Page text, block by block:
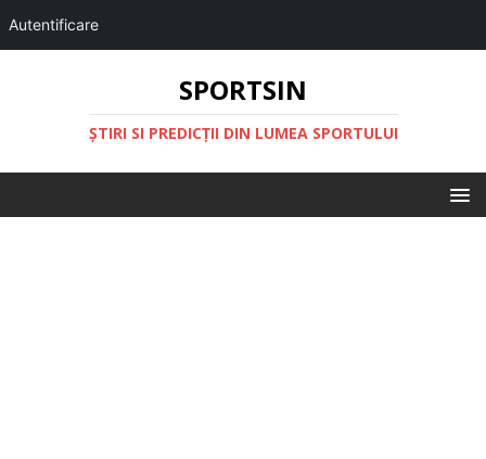
Autentificare
SPORTSIN
ŞTIRI SI PREDICŢII DIN LUMEA SPORTULUI